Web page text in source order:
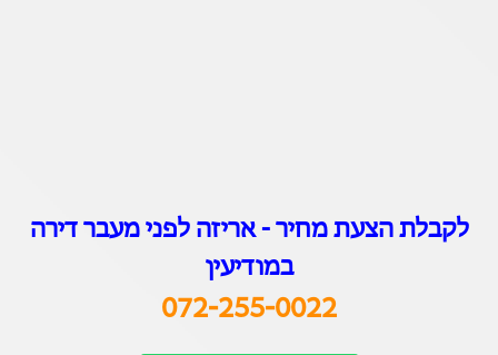
לקבלת הצעת מחיר - אריזה לפני מעבר דירה
במודיעין
072-255-0022